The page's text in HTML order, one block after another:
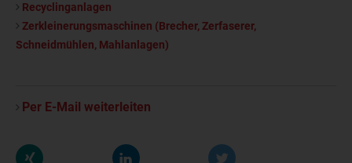
Recyclinganlagen
Zerkleinerungsmaschinen (Brecher, Zerfaserer,
Schneidmühlen, Mahlanlagen)
Per E-Mail weiterleiten